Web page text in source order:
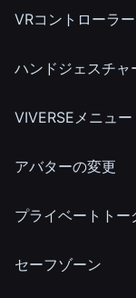
VRコントローラ
ハンドジェスチャ
VIVERSEメニュー
アバターの変更
プライベートトー
セーフゾーン